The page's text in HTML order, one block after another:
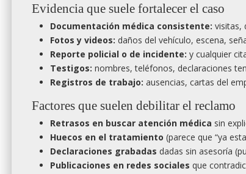
Evidencia que suele fortalecer el caso
Documentación médica consistente: visitas,
Fotos y videos: daños del vehículo, escena,
Reporte policial o de incidente: y cualquier
Testigos: nombres, teléfonos, declaraciones
Registros de trabajo: ausencias, cartas del
Factores que suelen debilitar el reclamo
Retrasos en buscar atención médica sin
Huecos en el tratamiento (parece que “ya
Declaraciones grabadas dadas sin asesoría
Publicaciones en redes sociales que